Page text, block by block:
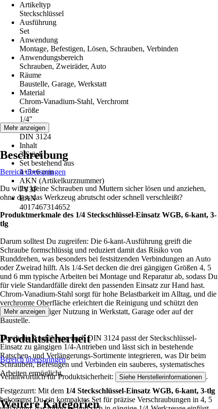
Artikeltyp
Steckschlüssel
Ausführung
Set
Anwendung
Montage, Befestigen, Lösen, Schrauben, Verbinden
Anwendungsbereich
Schrauben, Zweiräder, Auto
Räume
Baustelle, Garage, Werkstatt
Material
Chrom-Vanadium-Stahl, Verchromt
Größe
1/4"
Norm
DIN 3124
Inhalt
3 Stück
Set bestehend aus
4+5+6 mm
AKN (Artikelkurznummer)
7Y3F
EAN
4017467314652
Mehr anzeigen
Beschreibung
Bereich überspringen
Du willst kleine Schrauben und Muttern sicher lösen und anziehen,
ohne dass das Werkzeug abrutscht oder schnell verschleißt?
Produktmerkmale des 1/4 Steckschlüssel-Einsatz WGB, 6-kant, 3-
tlg
Darum solltest Du zugreifen: Die 6-kant-Ausführung greift die
Schraube formschlüssig und reduziert damit das Risiko von
Runddrehen, was besonders bei festsitzenden Verbindungen an Auto
oder Zweirad hilft. Als 1/4-Set decken die drei gängigen Größen 4, 5
und 6 mm typische Arbeiten bei Montage und Reparatur ab, sodass Du
für viele Standardfälle direkt den passenden Einsatz zur Hand hast.
Chrom-Vanadium-Stahl sorgt für hohe Belastbarkeit im Alltag, und die
verchromte Oberfläche erleichtert die Reinigung und schützt den
Einsatz bei häufiger Nutzung in Werkstatt, Garage oder auf der
Baustelle.
Durch die Ausführung nach DIN 3124 passt der Steckschlüssel-
Einsatz zu gängigen 1/4-Antrieben und lässt sich in bestehende
Ratschen- und Verlängerungs-Sortimente integrieren, was Dir beim
Schrauben, Befestigen und Verbinden ein sauberes, systematisches
Arbeiten ermöglicht.
Festgezurrt: Mit dem 1/4 Steckschlüssel-Einsatz WGB, 6-kant, 3-tlg
bekommst Du ein kompaktes Set für präzise Verschraubungen in 4, 5
Mehr anzeigen
Produktsicherheit
Bereich überspringen
Verantwortlich für Produktsicherheit: Siehe Herstellerinformationen .
Weitere Kategorien